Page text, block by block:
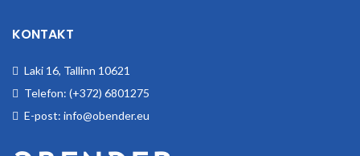
KONTAKT
Laki 16, Tallinn 10621
Telefon: (+372) 6801275
E-post: info@obender.eu